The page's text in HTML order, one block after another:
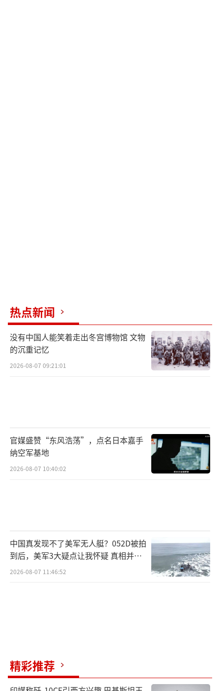
热点新闻
没有中国人能笑着走出冬宫博物馆 文物
的沉重记忆
2026-08-07 09:21:01
官媒盛赞“东风浩荡”，点名日本嘉手
纳空军基地
2026-08-07 10:40:02
中国真发现不了美军无人艇？052D被拍
到后，美军3大疑点让我怀疑 真相并非
如此
2026-08-07 11:46:52
精彩推荐